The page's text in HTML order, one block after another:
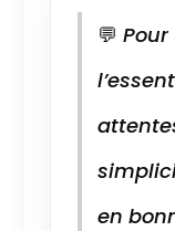
💬
en